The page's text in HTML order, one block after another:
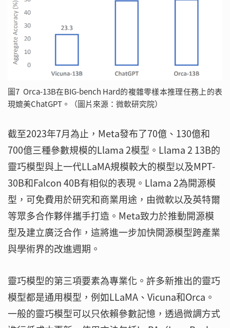
圖7 Orca-13B在BIG-bench Hard的複雜零樣本推理任務上的表
現媲美ChatGPT。（圖片來源：微軟研究院）
截至2023年7月為止，Meta發布了70億、130億和
700億三種參數規模的Llama 2模型。Llama 2 13B的
靈巧模型與上一代LLaMA規模較大的模型以及MPT-
30B和Falcon 40B有相似的表現。Llama 2為開源模
型，可免費用於研究和商業用途，由微軟以及英特爾
等眾多合作夥伴攜手打造。Meta致力於推動開源模
型及建立廣泛合作，這將進一步加快開源模型跨產業
與學術界的改進週期。
靈巧模型的第三項要素為專業化。許多新推出的靈巧
模型都是通用模型，例如LLaMA、Vicuna和Orca。
一般的靈巧模型可以只依賴參數記憶，透過微調方式